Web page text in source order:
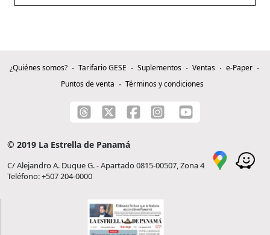
¿Quiénes somos? Tarifario GESE Suplementos Ventas
e-Paper
Puntos de venta
Términos y condiciones
© 2019 La Estrella de Panamá
C/ Alejandro A. Duque G. - Apartado 0815-00507, Zona 4
Teléfono: +507 204-0000